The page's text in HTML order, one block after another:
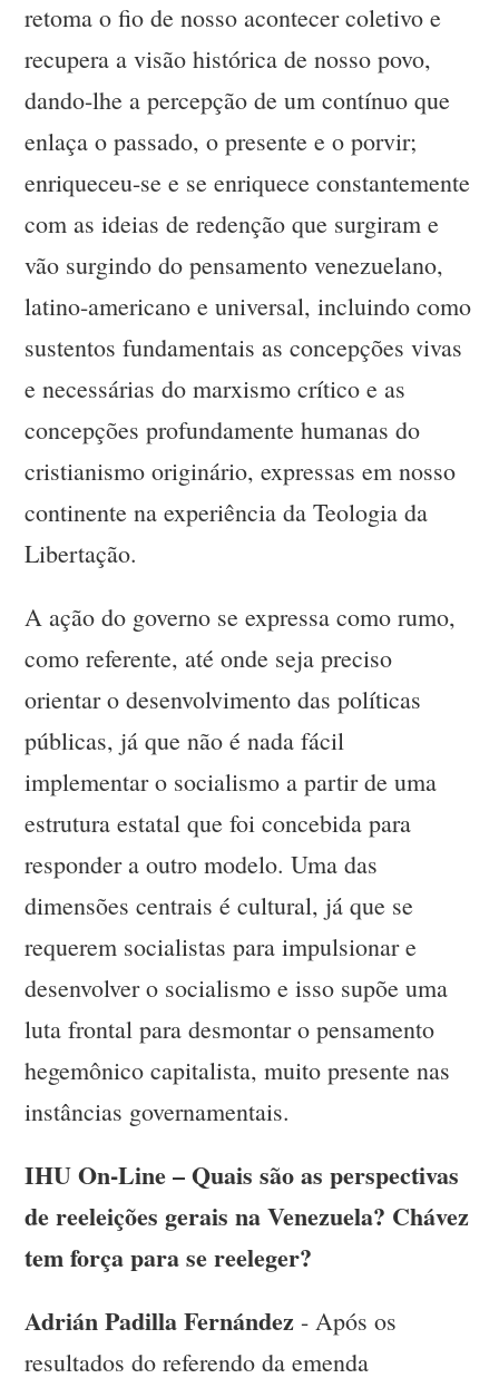
retoma o fio de nosso acontecer coletivo e
recupera a visão histórica de nosso povo,
dando-lhe a percepção de um contínuo que
enlaça o passado, o presente e o porvir;
enriqueceu-se e se enriquece constantemente
com as ideias de redenção que surgiram e
vão surgindo do pensamento venezuelano,
latino-americano e universal, incluindo como
sustentos fundamentais as concepções vivas
e necessárias do marxismo crítico e as
concepções profundamente humanas do
cristianismo originário, expressas em nosso
continente na experiência da Teologia da
Libertação.
A ação do governo se expressa como rumo,
como referente, até onde seja preciso
orientar o desenvolvimento das políticas
públicas, já que não é nada fácil
implementar o socialismo a partir de uma
estrutura estatal que foi concebida para
responder a outro modelo. Uma das
dimensões centrais é cultural, já que se
requerem socialistas para impulsionar e
desenvolver o socialismo e isso supõe uma
luta frontal para desmontar o pensamento
hegemônico capitalista, muito presente nas
instâncias governamentais.
IHU On-Line – Quais são as perspectivas
de reeleições gerais na Venezuela? Chávez
tem força para se reeleger?
Adrián Padilla Fernández - Após os
resultados do referendo da emenda